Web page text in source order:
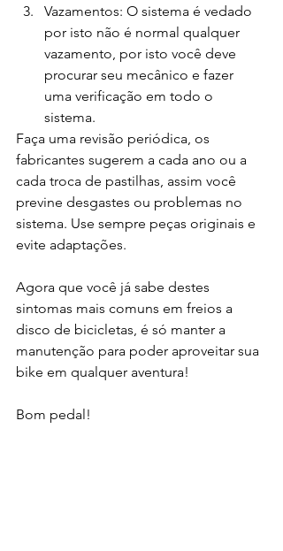
Vazamentos: O sistema é vedado
por isto não é normal qualquer
vazamento, por isto você deve
procurar seu mecânico e fazer
uma verificação em todo o
sistema.
Faça uma revisão periódica, os
fabricantes sugerem a cada ano ou a
cada troca de pastilhas, assim você
previne desgastes ou problemas no
sistema. Use sempre peças originais e
evite adaptações.
Agora que você já sabe destes
sintomas mais comuns em freios a
disco de bicicletas, é só manter a
manutenção para poder aproveitar sua
bike em qualquer aventura!
Bom pedal!